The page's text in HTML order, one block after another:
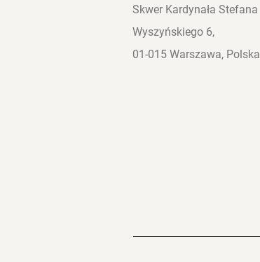
Skwer Kardynała Stefana
Wyszyńskiego 6,
01-015 Warszawa, Polska